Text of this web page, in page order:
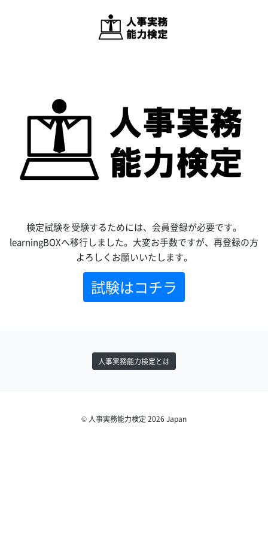
検定試験を受験するためには、会員登録が必要です。
learningBOXへ移行しました。大変お手数ですが、再登録の方
よろしくお願いいたします。
試験はコチラ
人事実務能力検定とは
© 人事実務能力検定 2026 Japan